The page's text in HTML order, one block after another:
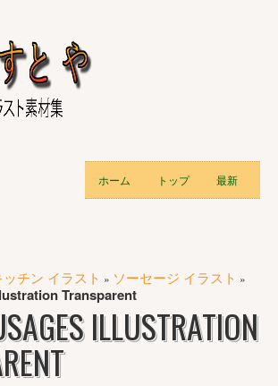
ホーム トップ 最新
チン イラスト » ソーセージ イラスト »
Transparent
ILLUSTRATION